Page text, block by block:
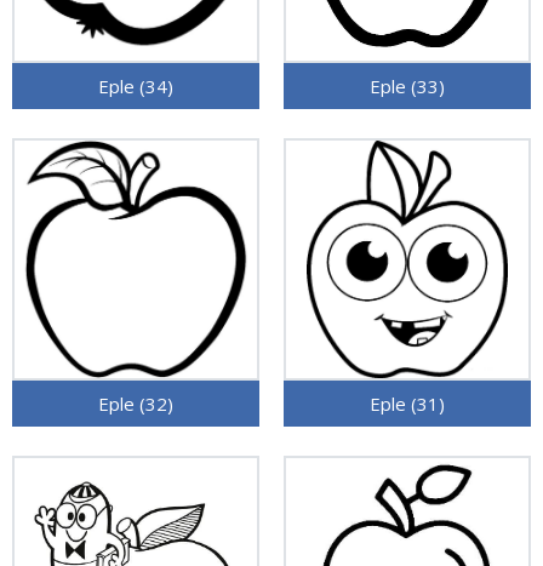
Eple (34) Eple (33)
Eple (32) Eple (31)